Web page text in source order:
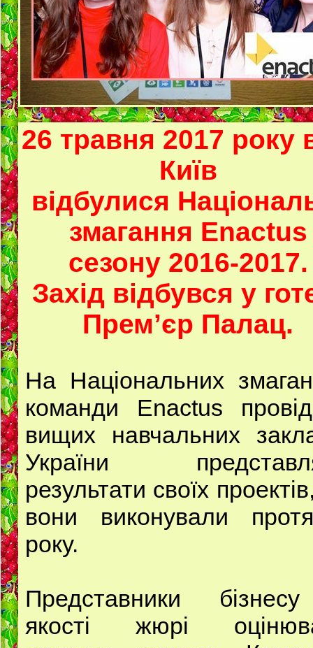
26 травня 2017 року
Київ
відбулися
змагання Enactus
сезону 2016-2017.
Захід відбувся у
Прем’єр Палац.
На Національних
команди Enactus
вищих навчальних
України
результати своїх
вони виконували
року.
Представники
якості жюрі